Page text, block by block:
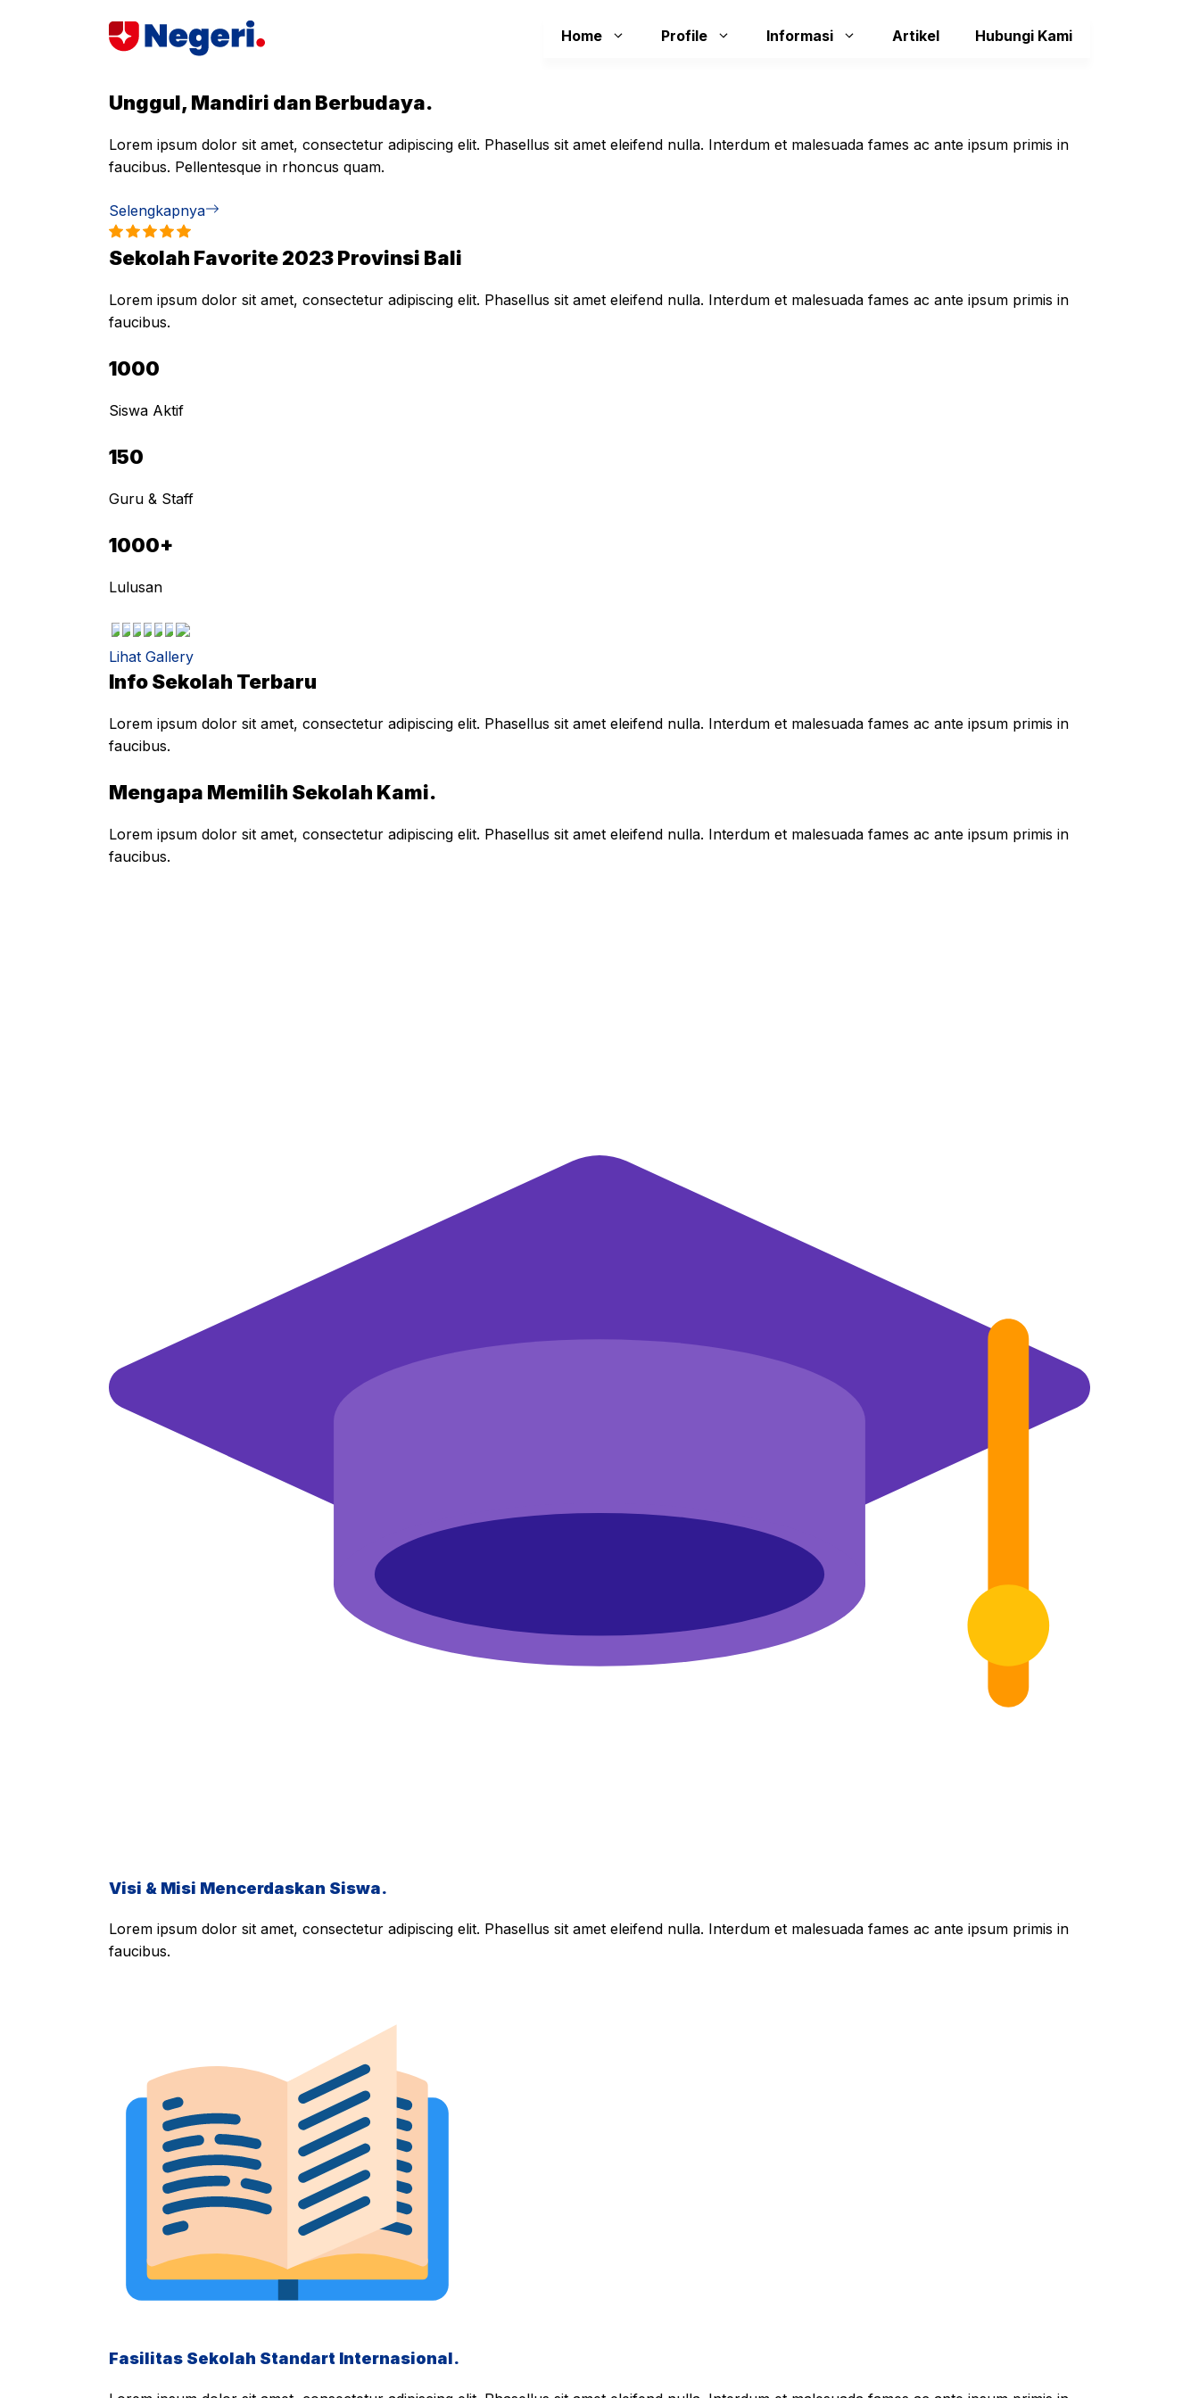
Home Profile Informasi Artikel Hubungi Kami
Unggul, Mandiri dan Berbudaya.
Lorem ipsum dolor sit amet, consectetur adipiscing elit. Phasellus sit amet eleifend nulla. Interdum et malesuada fames ac ante ipsum primis in
faucibus. Pellentesque in rhoncus quam.
Selengkapnya
Sekolah Favorite 2023 Provinsi Bali
Lorem ipsum dolor sit amet, consectetur adipiscing elit. Phasellus sit amet eleifend nulla. Interdum et malesuada fames ac ante ipsum primis in
faucibus.
1000
Siswa Aktif
150
Guru & Staff
1000+
Lulusan
Lihat Gallery
Info Sekolah Terbaru
Lorem ipsum dolor sit amet, consectetur adipiscing elit. Phasellus sit amet eleifend nulla. Interdum et malesuada fames ac ante ipsum primis in
faucibus.
Mengapa Memilih Sekolah Kami.
Lorem ipsum dolor sit amet, consectetur adipiscing elit. Phasellus sit amet eleifend nulla. Interdum et malesuada fames ac ante ipsum primis in
faucibus.
Visi & Misi Mencerdaskan Siswa.
Lorem ipsum dolor sit amet, consectetur adipiscing elit. Phasellus sit amet eleifend nulla. Interdum et malesuada fames ac ante ipsum primis in
faucibus.
Fasilitas Sekolah Standart Internasional.